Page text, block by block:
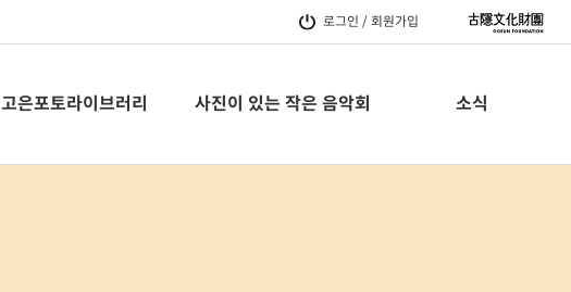
로그인 / 회원가입
고은포토라이브러리 사진이 있는 작은 음악회 소식